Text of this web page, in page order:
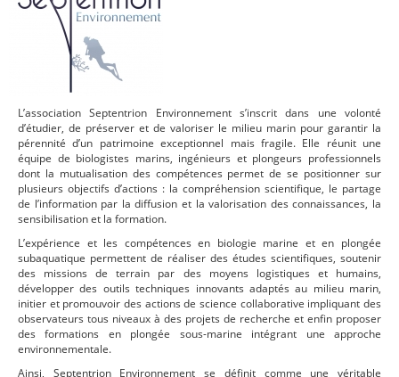
L’association Septentrion Environnement s’inscrit dans une volonté
d’étudier, de préserver et de valoriser le milieu marin pour garantir la
pérennité d’un patrimoine exceptionnel mais fragile. Elle réunit une
équipe de biologistes marins, ingénieurs et plongeurs professionnels
dont la mutualisation des compétences permet de se positionner sur
plusieurs objectifs d’actions : la compréhension scientifique, le partage
de l’information par la diffusion et la valorisation des connaissances, la
sensibilisation et la formation.
L’expérience et les compétences en biologie marine et en plongée
subaquatique permettent de réaliser des études scientifiques, soutenir
des missions de terrain par des moyens logistiques et humains,
développer des outils techniques innovants adaptés au milieu marin,
initier et promouvoir des actions de science collaborative impliquant des
observateurs tous niveaux à des projets de recherche et enfin proposer
des formations en plongée sous-marine intégrant une approche
environnementale.
Ainsi, Septentrion Environnement se définit comme une véritable